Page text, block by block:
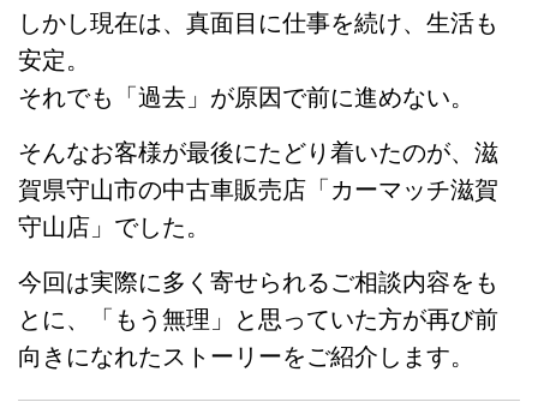
しかし現在は、真面目に仕事を続け、生活も
安定。
それでも「過去」が原因で前に進めない。
そんなお客様が最後にたどり着いたのが、滋
賀県守山市の中古車販売店「カーマッチ滋賀
守山店」でした。
今回は実際に多く寄せられるご相談内容をも
とに、「もう無理」と思っていた方が再び前
向きになれたストーリーをご紹介します。